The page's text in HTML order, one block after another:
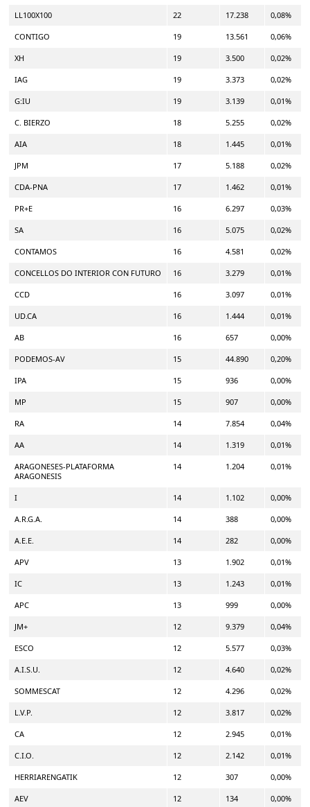
LL100X100 22 17.238 0,08%
CONTIGO 19 13.561 0,06%
XH 19 3.500 0,02%
IAG 19 3.373 0,02%
G:IU 19 3.139 0,01%
C. BIERZO 18 5.255 0,02%
AIA 18 1.445 0,01%
JPM 17 5.188 0,02%
CDA-PNA 17 1.462 0,01%
PR+E 16 6.297 0,03%
SA 16 5.075 0,02%
CONTAMOS 16 4.581 0,02%
CONCELLOS DO INTERIOR CON FUTURO 16 3.279 0,01%
CCD 16 3.097 0,01%
UD.CA 16 1.444 0,01%
AB 16 657 0,00%
PODEMOS-AV 15 44.890 0,20%
IPA 15 936 0,00%
MP 15 907 0,00%
RA 14 7.854 0,04%
AA 14 1.319 0,01%
ARAGONESES-PLATAFORMA
ARAGONESIS
14 1.204 0,01%
I 14 1.102 0,00%
A.R.G.A. 14 388 0,00%
A.E.E. 14 282 0,00%
APV 13 1.902 0,01%
IC 13 1.243 0,01%
APC 13 999 0,00%
JM+ 12 9.379 0,04%
ESCO 12 5.577 0,03%
A.I.S.U. 12 4.640 0,02%
SOMMESCAT 12 4.296 0,02%
L.V.P. 12 3.817 0,02%
CA 12 2.945 0,01%
C.I.O. 12 2.142 0,01%
HERRIARENGATIK 12 307 0,00%
AEV 12 134 0,00%